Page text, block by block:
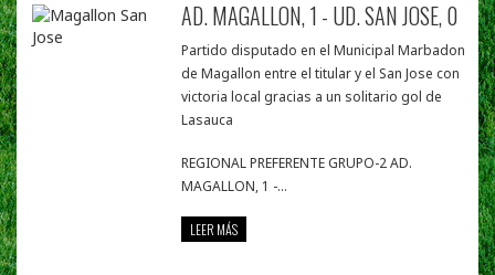
AD. MAGALLON, 1 - UD. SAN JOSE, 0
Partido disputado en el Municipal Marbadon
de Magallon entre el titular y el San Jose con
victoria local gracias a un solitario gol de
Lasauca
REGIONAL PREFERENTE GRUPO-2 AD.
MAGALLON, 1 -...
LEER MÁS